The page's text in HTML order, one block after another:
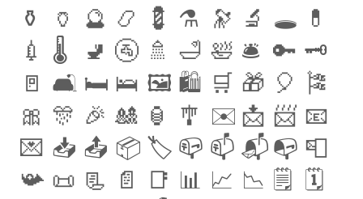
⚱️
🏺 🔮 📿 💈 ⚗ 🔭 🔬 🕳 💊
💉
🌡 🚽 🚰 🚿 🛁 🛀 🛎 🔑 🗝
🚪 🛋 🛏 🛌 🖼 🛍 🛒 🎁 🎈 🎏
🎀 🎊 🎉 🎎 🏮 🎐 ✉️ 📩 📨 📧
💌 📥 📤 📦 🏷 📪 📫 📬 📭 📮
📯 📜 📃 📄 📑 📊 📈 📉 🗒
🗓